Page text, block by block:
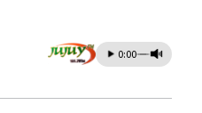
0:00